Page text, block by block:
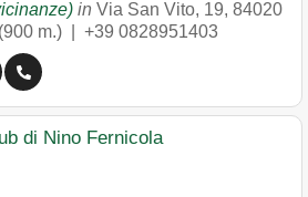
in Via San Vito, 19, 84020
(900 m.) | +39 0828951403
di Nino Fernicola